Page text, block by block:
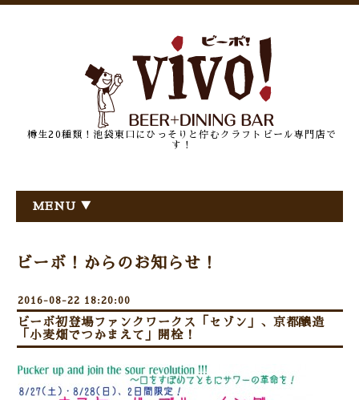
樽生20種類！池袋東口にひっそりと佇むクラフトビール専門店で
す！
MENU ▼
ビーボ！からのお知らせ！
2016-08-22 18:20:00
ビーボ初登場ファンクワークス「セゾン」、京都醸造
「小麦畑でつかまえて」開栓！